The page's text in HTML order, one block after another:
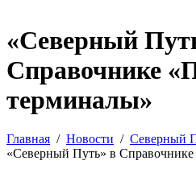
«Северный
Справочнике
терминалы»
Главная Новости
Северный
«Северный Путь» в